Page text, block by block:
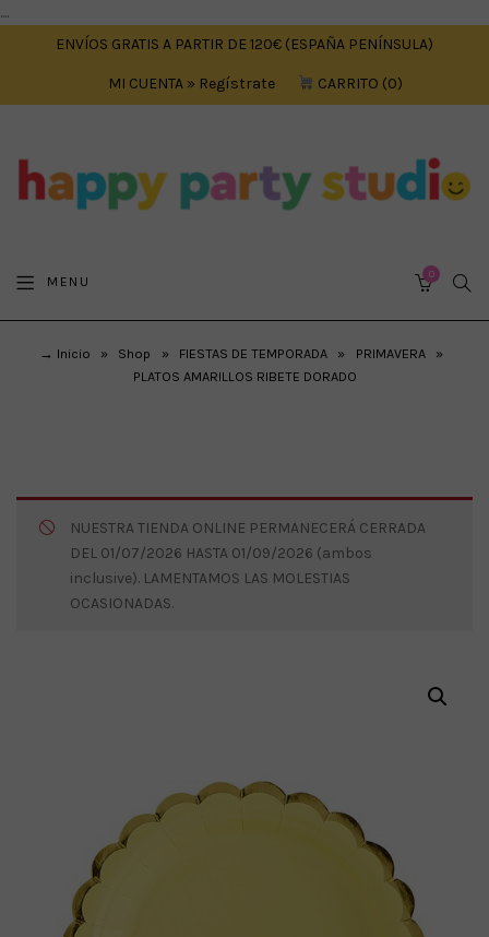
....
ENVÍOS GRATIS A PARTIR DE 120€ (ESPAÑA PENÍNSULA)
MI CUENTA » Regístrate CARRITO 0
MENU 0
→ Inicio » Shop » FIESTAS DE TEMPORADA » PRIMAVERA
»
PLATOS AMARILLOS RIBETE DORADO
NUESTRA TIENDA ONLINE PERMANECERÁ CERRADA
DEL 01/07/2026 HASTA 01/09/2026 (ambos
inclusive). LAMENTAMOS LAS MOLESTIAS
OCASIONADAS.